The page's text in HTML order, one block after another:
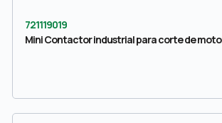
721119019
Mini Contactor industrial para corte de